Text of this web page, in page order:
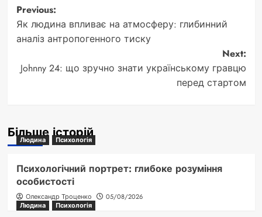
Post
navigation
Previous:
Як людина впливає на атмосферу: глибинний
аналіз антропогенного тиску
Next:
Johnny 24: що зручно знати українському гравцю
перед стартом
Більше історій
Людина Психологія
Психологічний портрет: глибоке розуміння
особистості
Олександр Троценко
05/08/2026
Людина
Психологія